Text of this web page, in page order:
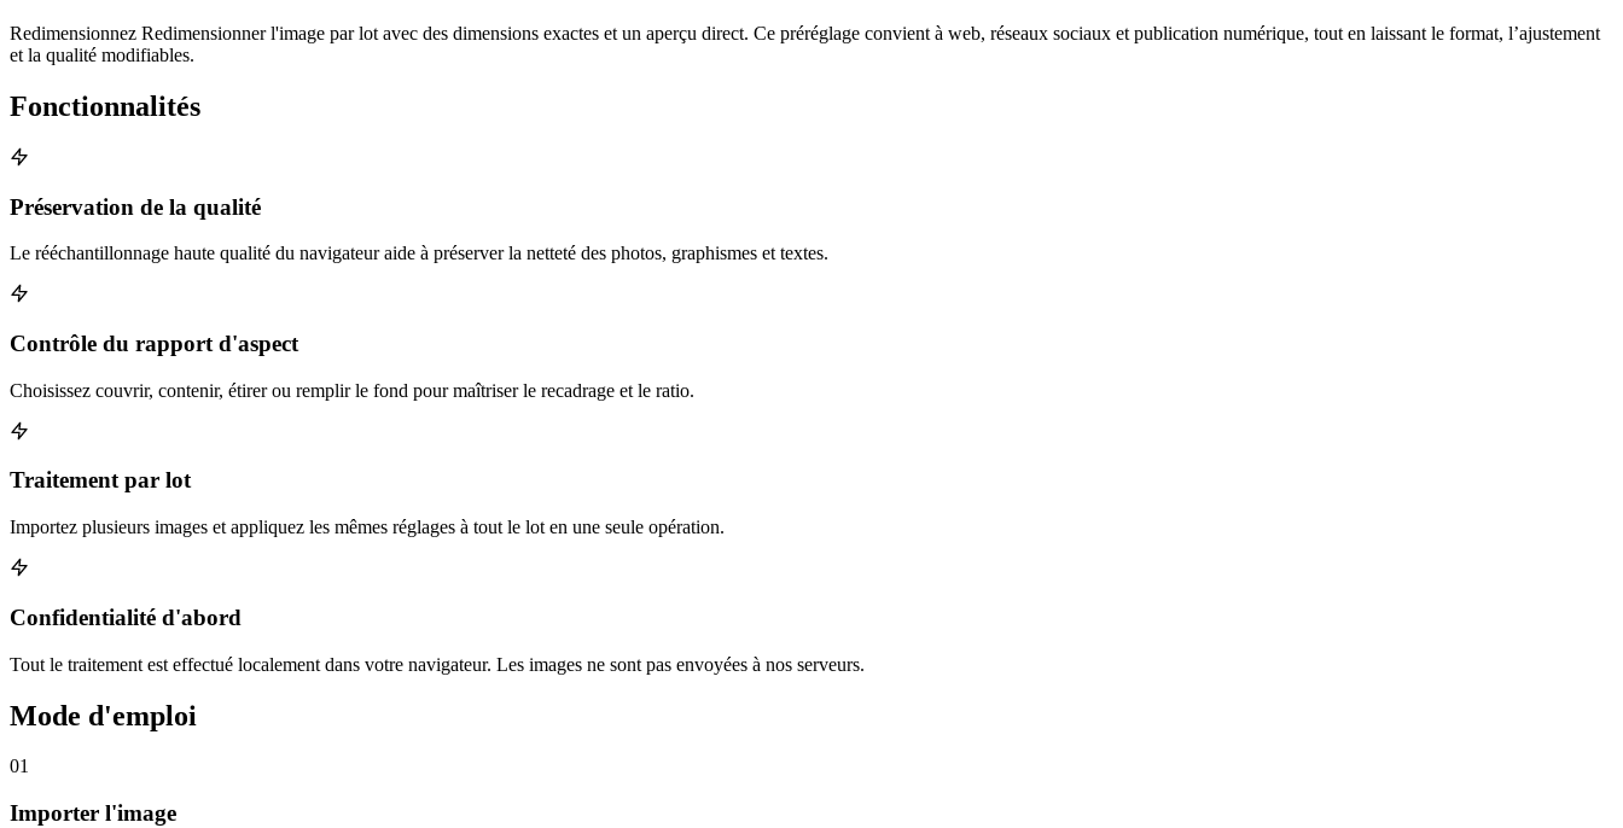
Redimensionnez Redimensionner l'image par lot avec des dimensions exactes et un aperçu direct. Ce préréglage convient à web, réseaux sociaux et publication numérique, tout en laissant le format, l’ajustement
et la qualité modifiables.
Fonctionnalités
Préservation de la qualité
Le rééchantillonnage haute qualité du navigateur aide à préserver la netteté des photos, graphismes et textes.
Contrôle du rapport d'aspect
Choisissez couvrir, contenir, étirer ou remplir le fond pour maîtriser le recadrage et le ratio.
Traitement par lot
Importez plusieurs images et appliquez les mêmes réglages à tout le lot en une seule opération.
Confidentialité d'abord
Tout le traitement est effectué localement dans votre navigateur. Les images ne sont pas envoyées à nos serveurs.
Mode d'emploi
01
Importer l'image